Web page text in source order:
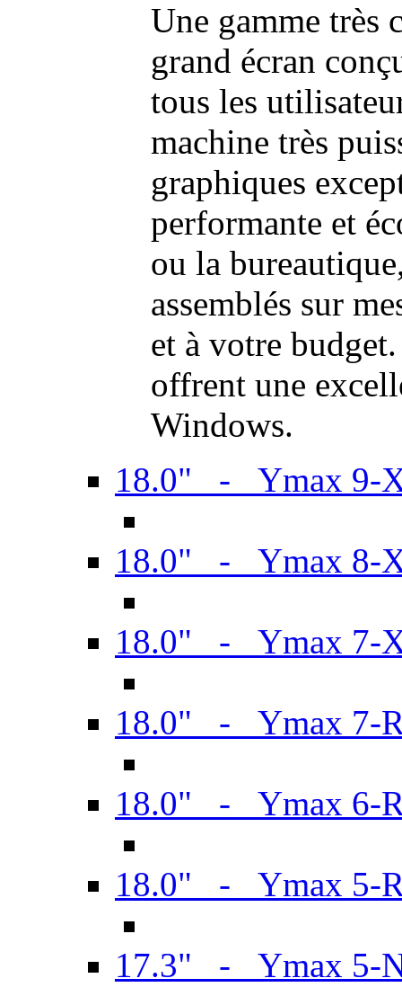
Une gamme très
grand écran
tous les
machine très
graphiques
performante et
ou la
assemblés sur
et à votre
offrent une
Windows.
18.0" - Ymax 9-
18.0" - Ymax 8-
18.0" - Ymax 7-
18.0" - Ymax 7-
18.0" - Ymax 6-
18.0" - Ymax 5-
17.3" - Ymax 5-